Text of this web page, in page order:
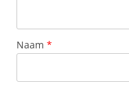
Naam *